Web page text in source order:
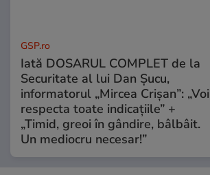
GSP.ro
Iată DOSARUL COMPLET de la
Securitate al lui Dan Șucu,
informatorul „Mircea Crișan”: „Voi
respecta toate indicațiile” +
„Timid, greoi în gândire, bâlbâit.
Un mediocru necesar!”